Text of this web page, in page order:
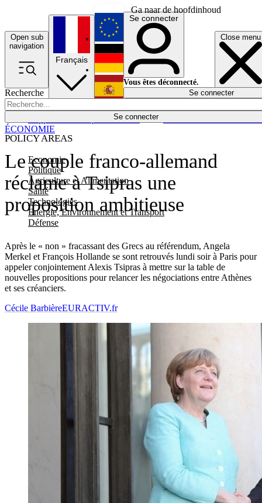
Ga naar de hoofdinhoud
Open sub
navigation
Close menu
Recherche
Se connecter
POLICY AREAS
Economie
Politique
Agriculture et Alimentation
Santé
Technologies
Energie, Environnement et Transport
Défense
Économie
Français
English
Deutsch
Español
Se connecter
Vous êtes déconnecté.
Se connecter
Le couple franco-allemand
réclame à Tsipras une
proposition ambitieuse
Après le « non » fracassant des Grecs au référendum, Angela
Merkel et François Hollande se sont retrouvés lundi soir à Paris pour
appeler conjointement Alexis Tsipras à mettre sur la table de
nouvelles propositions pour relancer les négociations entre Athènes
et ses créanciers.
ÉCONOMIE
Cécile BarbièreEURACTIV.fr